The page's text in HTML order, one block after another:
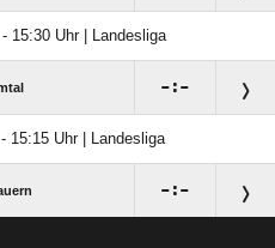
15:30 Uhr | Landesliga
:
15:15 Uhr | Landesliga
: